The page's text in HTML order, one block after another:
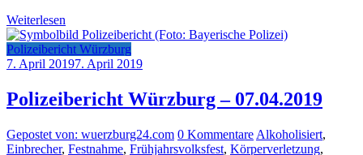
Weiterlesen
Polizeibericht Würzburg
7. April 20197. April 2019
Polizeibericht Würzburg – 07.04.2019
Gepostet von: wuerzburg24.com 0 Kommentare Alkoholisiert,
Einbrecher, Festnahme, Frühjahrsvolksfest, Körperverletzung,